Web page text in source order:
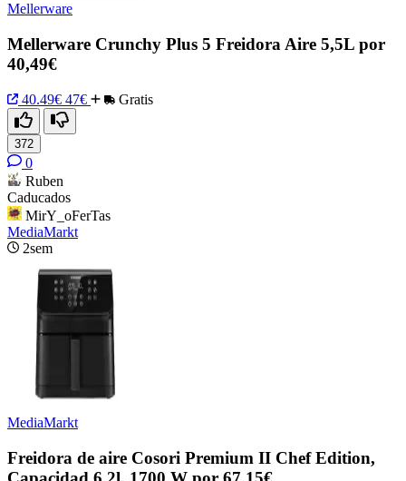
Mellerware
Mellerware Crunchy Plus 5 Freidora Aire 5,5L por
40,49€
40.49€ 47€ Gratis
372
0
Ruben
Caducados
MirY_oFerTas
MediaMarkt
2sem
MediaMarkt
Freidora de aire Cosori Premium II Chef Edition,